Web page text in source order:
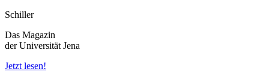
Schiller
Das Magazin
der Universität Jena
Jetzt lesen!